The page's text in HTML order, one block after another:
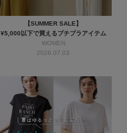
【SUMMER SALE】
¥5,000以下で買えるプチプラアイテム
WOMEN
2026.07.03